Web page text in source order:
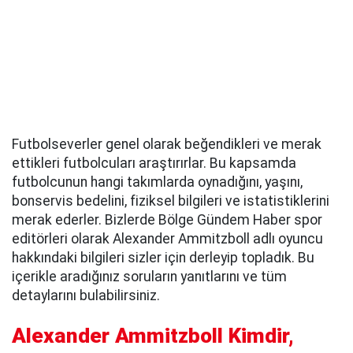
Futbolseverler genel olarak beğendikleri ve merak
ettikleri futbolcuları araştırırlar. Bu kapsamda
futbolcunun hangi takımlarda oynadığını, yaşını,
bonservis bedelini, fiziksel bilgileri ve istatistiklerini
merak ederler. Bizlerde Bölge Gündem Haber spor
editörleri olarak Alexander Ammitzboll adlı oyuncu
hakkındaki bilgileri sizler için derleyip topladık. Bu
içerikle aradığınız soruların yanıtlarını ve tüm
detaylarını bulabilirsiniz.
Alexander Ammitzboll Kimdir,